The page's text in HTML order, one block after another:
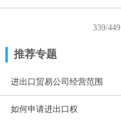
339/449
推荐专题
进出口贸易公司经营范围
如何申请进出口权